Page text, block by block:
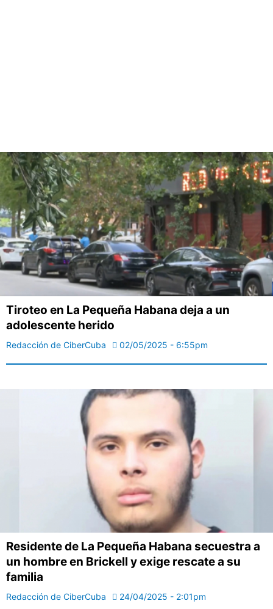
Tiroteo en La Pequeña Habana deja a un
adolescente herido
Redacción de CiberCuba 02/05/2025 - 6:55pm
Residente de La Pequeña Habana secuestra a
un hombre en Brickell y exige rescate a su
familia
Redacción de CiberCuba 24/04/2025 - 2:01pm